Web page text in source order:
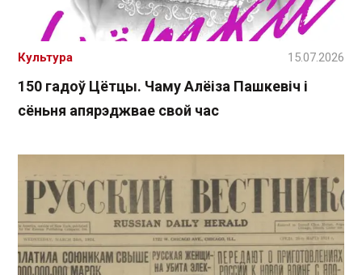
150 гадоў Цётцы. Чаму Алёіза Пашкевіч і
сёньня апярэджвае свой час
Культура 15.07.2026